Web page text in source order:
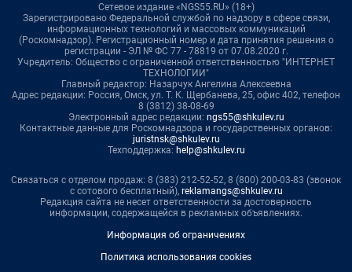
Сетевое издание «NGS55.RU» (18+)
Зарегистрировано Федеральной службой по надзору в сфере связи,
информационных технологий и массовых коммуникаций
(Роскомнадзор). Регистрационный номер и дата принятия решения о
регистрации - ЭЛ № ФС 77 - 78819 от 07.08.2020 г.
Учредитель: Общество с ограниченной ответственностью "ИНТЕРНЕТ
ТЕХНОЛОГИИ"
Главный редактор: Назарчук Ангелина Алексеевна
Адрес редакции: Россия, Омск, ул. Т. К. Щербанева, 25, офис 402, телефон
8 (3812) 38-08-69
Электронный адрес редакции: ngs55@shkulev.ru
Контактные данные для Роскомнадзора и государственных органов:
juristnsk@shkulev.ru
Техподдержка: help@shkulev.ru
Связаться с отделом продаж: 8 (383) 212-52-52, 8 (800) 200-03-83 (звонок
с сотового бесплатный), reklamangs@shkulev.ru
Редакция сайта не несет ответственности за достоверность
информации, содержащейся в рекламных объявлениях.
Информация об ограничениях
Политика использования cookies